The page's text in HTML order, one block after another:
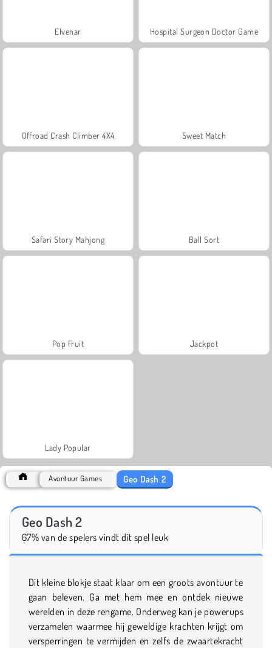
Elvenar Hospital Surgeon Doctor Game
Offroad Crash Climber 4X4 Sweet Match
Safari Story Mahjong Ball Sort
Pop Fruit Jackpot
Lady Popular
Avontuur Games Geo Dash 2
Geo Dash 2
67% van de spelers vindt dit spel leuk
Dit kleine blokje staat klaar om een groots avontuur te
gaan beleven. Ga met hem mee en ontdek nieuwe
werelden in deze rengame. Onderweg kan je powerups
verzamelen waarmee hij geweldige krachten krijgt om
versperringen te vermijden en zelfs de zwaartekracht